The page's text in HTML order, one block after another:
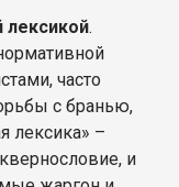
лексикой.
часто
с бранью,
лексика» –
и